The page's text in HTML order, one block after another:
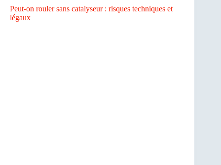
Peut-on rouler sans catalyseur : risques techniques et
légaux